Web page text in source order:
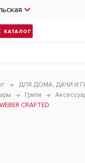
КАТАЛОГ
ДЛЯ ДОМА, ДАЧИ И
Грили
CRAFTED